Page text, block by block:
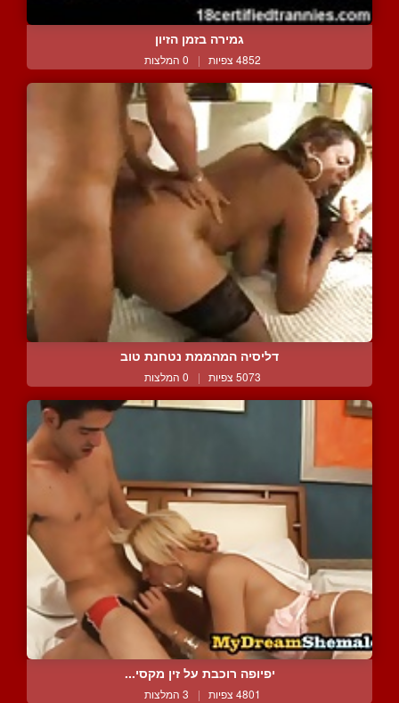
גמירה בזמן הזיון
4852 צפיות | 0 המלצות
דליסיה המהממת נטחנת טוב
5073 צפיות | 0 המלצות
יפיופה רוכבת על זין מקסי...
4801 צפיות | 3 המלצות